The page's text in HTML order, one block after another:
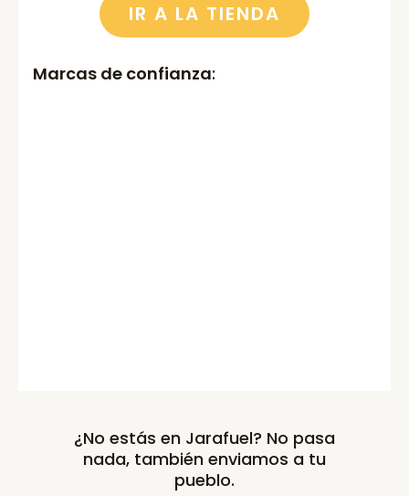
IR A LA TIENDA
Marcas de confianza:
¿No estás en Jarafuel? No pasa
nada, también enviamos a tu
pueblo.